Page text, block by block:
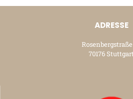
ADRESSE
70176 Stuttgart